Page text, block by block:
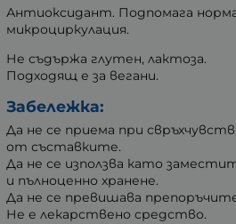
Антиоксидант. Подпомага
микроциркулация.
Не съдържа глутен, лактоза.
Подходящ е за вегани.
Забележка:
Да не се приема при
от съставките.
Да не се използва като
и пълноценно хранене.
Да не се превишава
Не е лекарствено средство.